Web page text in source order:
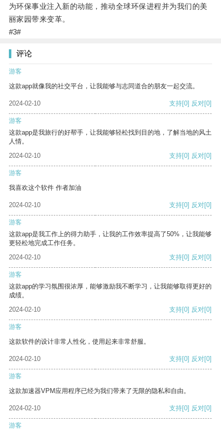
为环保事业注入新的动能，推动全球环保进程并为我们的美
丽家园带来变革。
#3#
评论
游客
这款app就像我的社交平台，让我能够与志同道合的朋友一起交流。
2024-02-10 支持[0] 反对[0]
游客
这款app是我旅行的好帮手，让我能够轻松找到目的地，了解当地的风土
人情。
2024-02-10
支持[0] 反对[0]
游客
我喜欢这个软件 作者加油
2024-02-10 支持[0] 反对[0]
游客
这款app是我工作上的得力助手，让我的工作效率提高了50%，让我能够
更轻松地完成工作任务。
2024-02-10
支持[0] 反对[0]
游客
这款app的学习氛围很浓厚，能够激励我不断学习，让我能够取得更好的
成绩。
2024-02-10
支持[0] 反对[0]
游客
这款软件的设计非常人性化，使用起来非常舒服。
2024-02-10 支持[0] 反对[0]
游客
这款加速器VPM应用程序已经为我们带来了无限的隐私和自由。
2024-02-10 支持[0] 反对[0]
游客